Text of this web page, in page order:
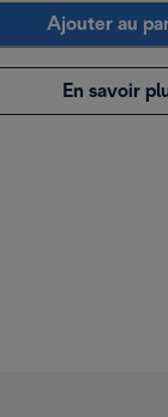
Ajouter au
En savoir